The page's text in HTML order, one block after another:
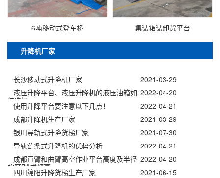
6吨移动式登车桥 集装箱装卸货平台
升降机厂家
2021-03-29
长沙移动式升降机厂家
2022-04-20
液压升降平台、液压升降机的液压油箱如
何选择
2022-04-21
使用升降平台要注意以下几点！
2021-03-29
成都升降机生产厂家
2021-07-30
银川导轨式升降货梯厂家
2022-04-21
导轨链条式升降机的优势分析
2022-04-20
成都直臂和曲臂高空作业平台高度及半径
的区别|成都高
2021-06-15
四川绵阳升降货梯生产厂家